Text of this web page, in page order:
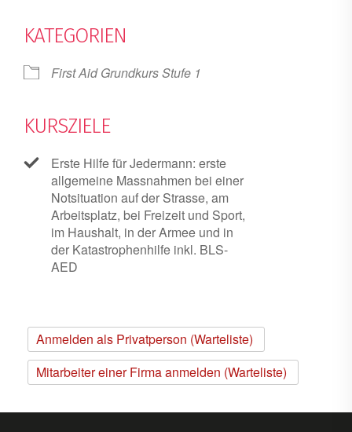
KATEGORIEN
First Aid Grundkurs Stufe 1
KURSZIELE
Erste Hilfe für Jedermann: erste
allgemeine Massnahmen bei einer
Notsituation auf der Strasse, am
Arbeitsplatz, bei Freizeit und Sport,
im Haushalt, in der Armee und in
der Katastrophenhilfe inkl. BLS-
AED
Anmelden als Privatperson (Warteliste)
Mitarbeiter einer Firma anmelden (Warteliste)